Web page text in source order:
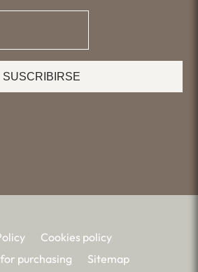
SUSCRIBIRSE
Cookies policy
purchasing
Sitemap